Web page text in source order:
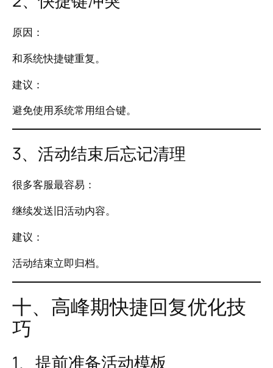
原因：
和系统快捷键重复。
建议：
避免使用系统常用组合键。
3、活动结束后忘记清理
很多客服最容易：
继续发送旧活动内容。
建议：
活动结束立即归档。
十、高峰期快捷回复优化技
巧
1、提前准备活动模板